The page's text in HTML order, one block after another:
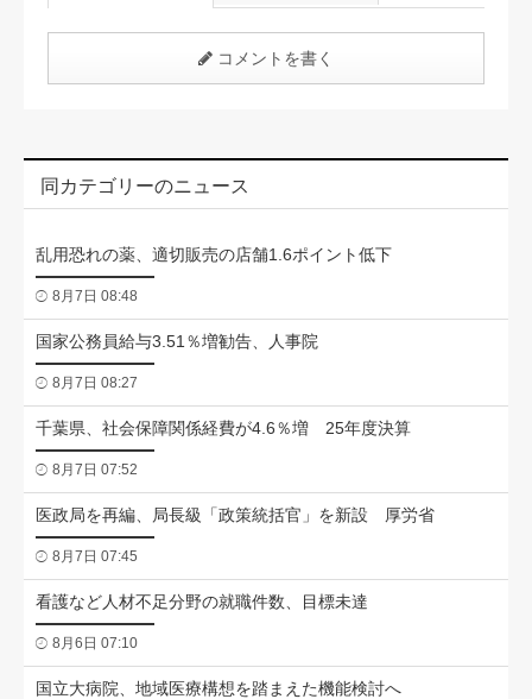
コメントを書く
同カテゴリーのニュース
乱用恐れの薬、適切販売の店舗1.6ポイント低下
8月7日 08:48
国家公務員給与3.51％増勧告、人事院
8月7日 08:27
千葉県、社会保障関係経費が4.6％増 25年度決算
8月7日 07:52
医政局を再編、局長級「政策統括官」を新設 厚労省
8月7日 07:45
看護など人材不足分野の就職件数、目標未達
8月6日 07:10
国立大病院、地域医療構想を踏まえた機能検討へ